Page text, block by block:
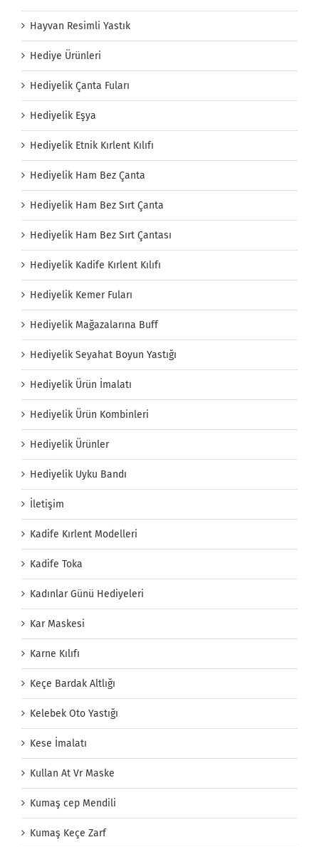
Hayvan Resimli Yastık
Hediye Ürünleri
Hediyelik Çanta Fuları
Hediyelik Eşya
Hediyelik Etnik Kırlent Kılıfı
Hediyelik Ham Bez Çanta
Hediyelik Ham Bez Sırt Çanta
Hediyelik Ham Bez Sırt Çantası
Hediyelik Kadife Kırlent Kılıfı
Hediyelik Kemer Fuları
Hediyelik Mağazalarına Buff
Hediyelik Seyahat Boyun Yastığı
Hediyelik Ürün İmalatı
Hediyelik Ürün Kombinleri
Hediyelik Ürünler
Hediyelik Uyku Bandı
İletişim
Kadife Kırlent Modelleri
Kadife Toka
Kadınlar Günü Hediyeleri
Kar Maskesi
Karne Kılıfı
Keçe Bardak Altlığı
Kelebek Oto Yastığı
Kese İmalatı
Kullan At Vr Maske
Kumaş cep Mendili
Kumaş Keçe Zarf